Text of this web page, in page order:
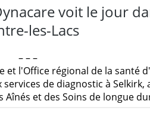
voit le jour
les-Lacs
– – –
l'Office régional de la santé
de diagnostic à
Aînés et des Soins de longue